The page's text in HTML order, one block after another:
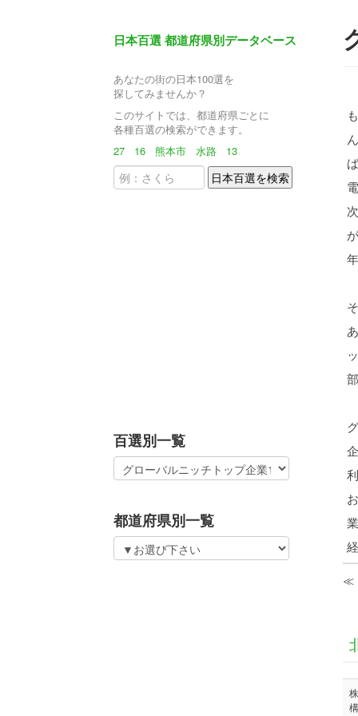
日本百選 都道府県別データベース
あなたの街の日本100選を
探してみませんか？
このサイトでは、都道府県ごとに
各種百選の検索ができます。
27
16 熊本市 水路 13
百選別一覧
都道府県別一覧
≪